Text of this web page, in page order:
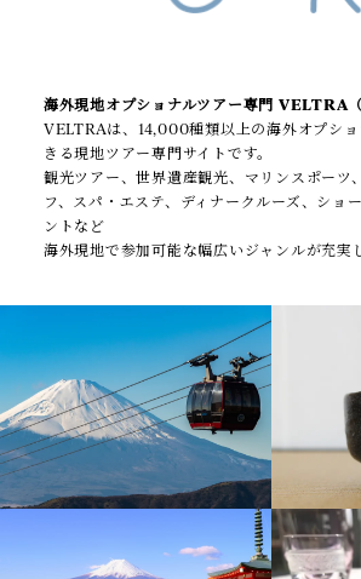
海外現地オプショナルツアー専門 VELTRA（
VELTRAは、14,000種類以上の海外オプシ
きる現地ツアー専門サイトです。
観光ツアー、世界遺産観光、マリンスポーツ
フ、スパ・エステ、ディナークルーズ、ショ
ントなど
海外現地で参加可能な幅広いジャンルが充実